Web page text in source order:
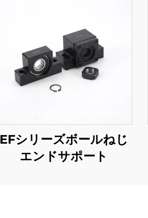
EFシリーズボールねじ
エンドサポート